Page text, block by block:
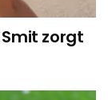
zorgt